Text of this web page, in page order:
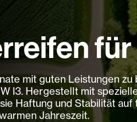
für
mit guten Leistungen
I3. Hergestellt mit
Haftung und Stabilität
Jahreszeit.